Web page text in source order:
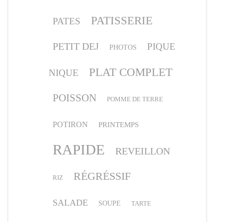
PATES PATISSERIE
PETIT DEJ PHOTOS PIQUE
NIQUE PLAT COMPLET
POISSON POMME DE TERRE
POTIRON PRINTEMPS
RAPIDE REVEILLON
RIZ RÉGRÉSSIF
SALADE SOUPE TARTE